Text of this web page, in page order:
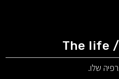
The life